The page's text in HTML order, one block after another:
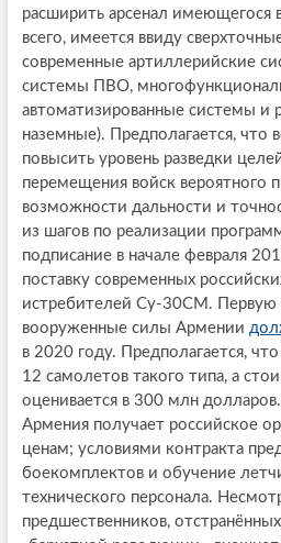
расширить арсенал
всего, имеется ввиду
современные артиллерийские
системы ПВО,
автоматизированные системы и
наземные). Предполагается, что
повысить уровень разведки
перемещения войск вероятного
возможности дальности и
из шагов по реализации
подписание в начале февраля
поставку современных
истребителей Су-30СМ.
вооруженные силы Армении
в 2020 году. Предполагается,
12 самолетов такого типа, а
оценивается в 300 млн
Армения получает российское
ценам; условиями контракта
боекомплектов и обучение
технического персонала.
предшественников,